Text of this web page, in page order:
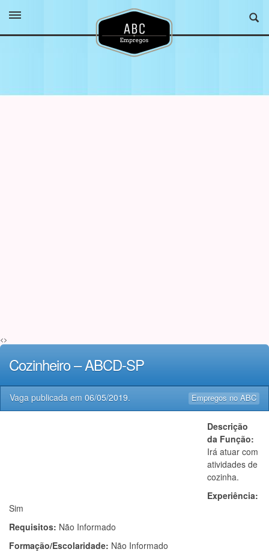
<>
Cozinheiro – ABCD-SP
Empregos no ABC
Vaga publicada em 06/05/2019.
Descrição
da Função:
Irá atuar com
atividades de
cozinha.
Experiência:
Sim
Requisitos: Não Informado
Formação/Escolaridade: Não Informado